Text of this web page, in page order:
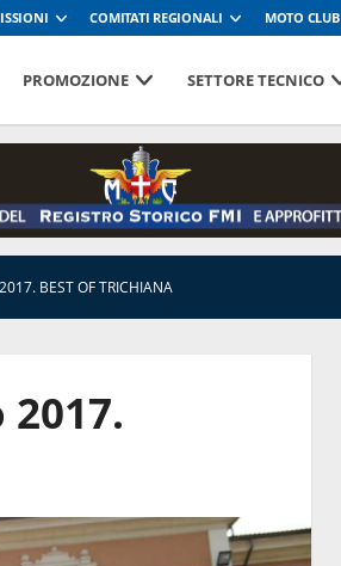
COMITATI REGIONALI MOTO CLUB
PROMOZIONE SETTORE TECNICO
BEST OF TRICHIANA